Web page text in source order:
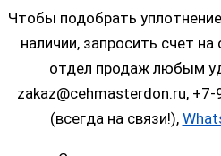
Чтобы подобрать
наличии, запросить счет
отдел продаж любым
zakaz@cehmasterdon.ru,
(всегда на связи!),